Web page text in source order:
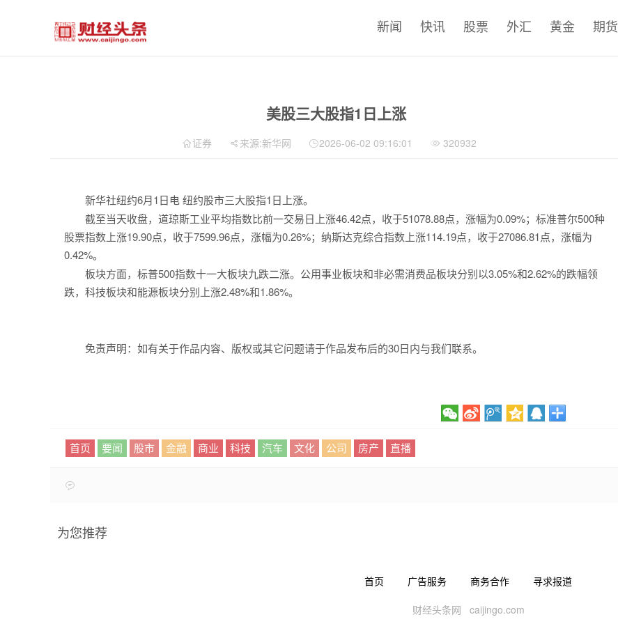
新闻 快讯 股票 外汇 黄金 期货
美股三大股指1日上涨
证券 来源:新华网 2026-06-02 09:16:01 320932
新华社纽约6月1日电 纽约股市三大股指1日上涨。
截至当天收盘，道琼斯工业平均指数比前一交易日上涨46.42点，收于51078.88点，涨幅为0.09%；标准普尔500种
股票指数上涨19.90点，收于7599.96点，涨幅为0.26%；纳斯达克综合指数上涨114.19点，收于27086.81点，涨幅为
0.42%。
板块方面，标普500指数十一大板块九跌二涨。公用事业板块和非必需消费品板块分别以3.05%和2.62%的跌幅领
跌，科技板块和能源板块分别上涨2.48%和1.86%。
免责声明：如有关于作品内容、版权或其它问题请于作品发布后的30日内与我们联系。
首页 要闻 股市 金融 商业 科技 汽车 文化 公司 房产 直播
为您推荐
首页 广告服务 商务合作 寻求报道
财经头条网 caijingo.com